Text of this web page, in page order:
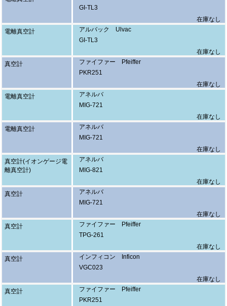
GI-TL3
在庫なし
電離真空計
アルバック Ulvac
GI-TL3
在庫なし
真空計
ファイファー Pfeiffer
PKR251
在庫なし
電離真空計
アネルバ
MIG-721
在庫なし
電離真空計
アネルバ
MIG-721
在庫なし
真空計(イオンゲージ電
離真空計)
アネルバ
MIG-821
在庫なし
真空計
アネルバ
MIG-721
在庫なし
真空計
ファイファー Pfeiffer
TPG-261
在庫なし
真空計
インフィコン Inficon
VGC023
在庫なし
真空計
ファイファー Pfeiffer
PKR251